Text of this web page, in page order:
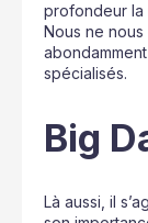
profondeur la
Nous ne
spécialisés.
Big
Là aussi, il